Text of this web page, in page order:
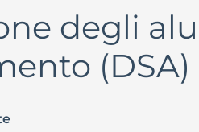
degli
(DSA)